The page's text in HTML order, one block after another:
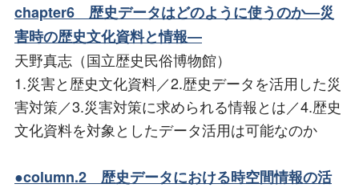
chapter6 歴史データはどのように使うのか―災
害時の歴史文化資料と情報―
天野真志（国立歴史民俗博物館）
1.災害と歴史文化資料／2.歴史データを活用した災
害対策／3.災害対策に求められる情報とは／4.歴史
文化資料を対象としたデータ活用は可能なのか
●column.2 歴史データにおける時空間情報の活